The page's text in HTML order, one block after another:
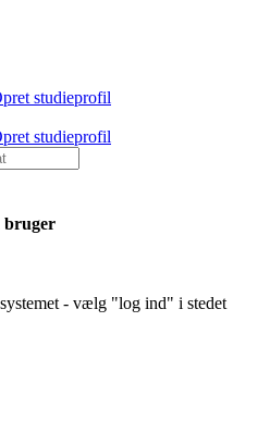
studieprofil
studieprofil
bruger
- vælg "log ind" i stedet